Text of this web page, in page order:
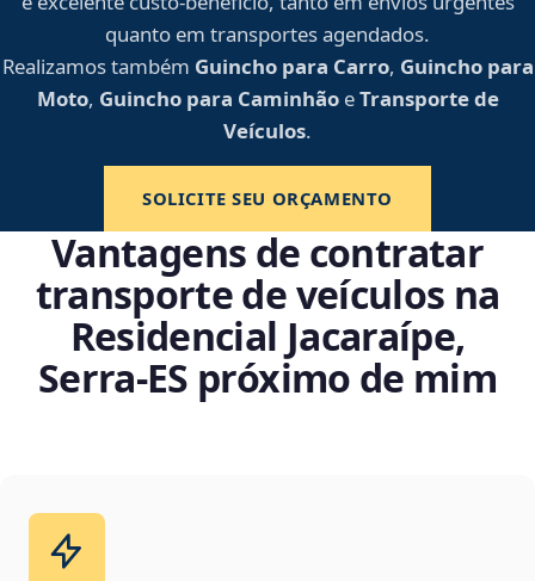
quanto em transportes agendados.
Realizamos também Guincho para Carro, Guincho para
Moto, Guincho para CaminhãoeTransporte de
Veículos.
SOLICITE SEU ORÇAMENTO
Vantagens de contratar
transporte de veículos na
Residencial Jacaraípe,
Serra‑ES próximo de mim